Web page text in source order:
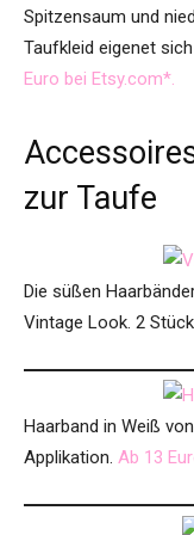
Spitzensaum und
Taufkleid eigenet
Euro bei Etsy.com*.
zur Taufe
Die süßen
Vintage Look. 2
Haarband in Weiß
Applikation. Ab 13